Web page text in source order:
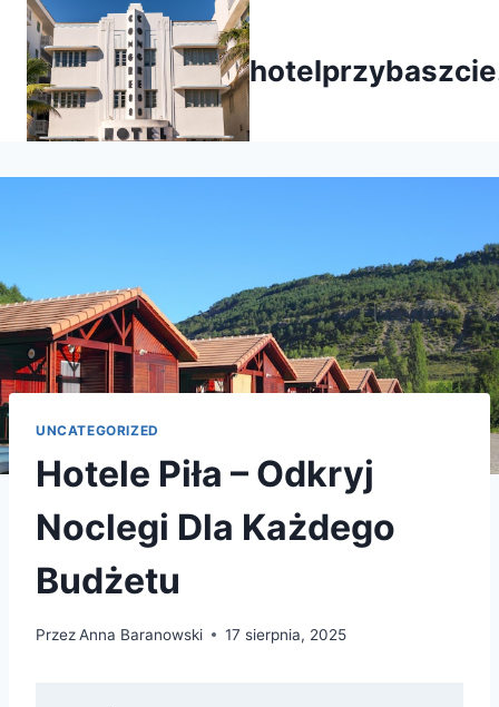
Przejdź
treści
UNCATEGORIZED
Hotele Piła – Odkryj
Noclegi Dla Każdego
Budżetu
PrzezAnna Baranowski 17 sierpnia, 2025